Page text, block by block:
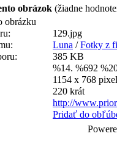
obrázok (žiadne
obrázku
129.jpg
Luna /Fotky z
385 KB
%14. %692
1154 x 768
220 krát
http://
Pridať do